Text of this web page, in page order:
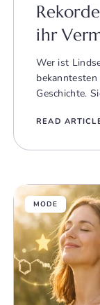
ihr
Wer ist
Geschichte.
READ
MODE